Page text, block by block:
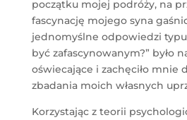
początku mojej podróży, na
fascynację mojego syna
jednomyślne odpowiedzi
być zafascynowanym?” było
oświecające i zachęciło mnie
zbadania moich własnych
Korzystając z teorii